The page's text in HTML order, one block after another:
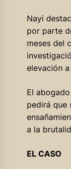
Nayi
por parte
meses del
elevación
El
pedirá que
a la
EL CASO